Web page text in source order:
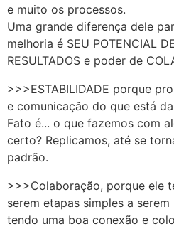
e muito os processos.
Uma grande diferença dele
melhoria é SEU POTENCIAL
RESULTADOS e poder de
>>>ESTABILIDADE porque
e comunicação do que está
Fato é... o que fazemos com
certo? Replicamos, até se
padrão.
>>>Colaboração, porque ele
serem etapas simples a
tendo uma boa conexão e